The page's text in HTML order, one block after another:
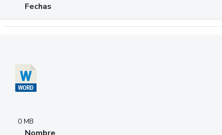
Fechas
0 MB